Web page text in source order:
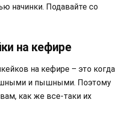
начинки. Подавайте со
на кефире
на кефире – это когда
и пышными. Поэтому
как же все-таки их